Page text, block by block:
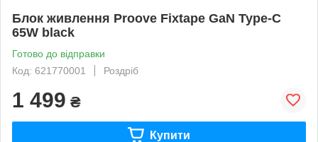
Блок живлення Proove Fixtape GaN Type-C
65W black
Готово до відправки
Код: 621770001
Роздріб
1 499 ₴
Купити